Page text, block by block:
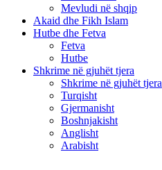
Mevludi në shqip
Akaid dhe Fikh Islam
Hutbe dhe Fetva
Fetva
Hutbe
Shkrime në gjuhët tjera
Shkrime në gjuhët tjera
Turqisht
Gjermanisht
Boshnjakisht
Anglisht
Arabisht